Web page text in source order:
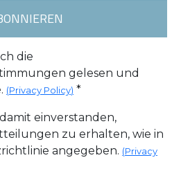
die
gelesen und
(Privacy Policy) *
einverstanden,
zu erhalten, wie in
angegeben. (Privacy